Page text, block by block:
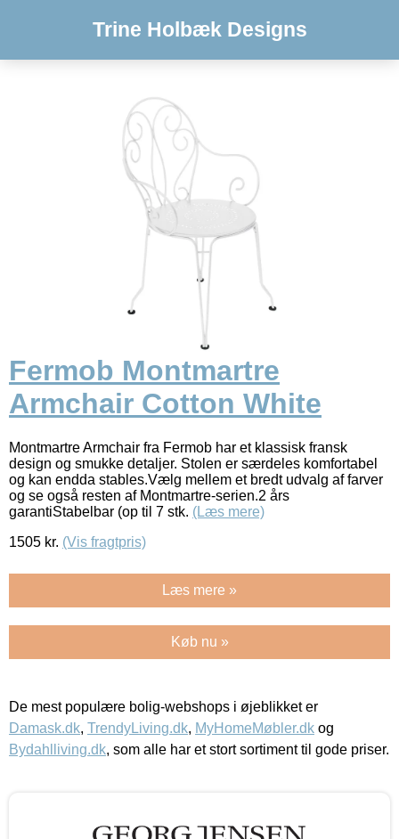
Trine Holbæk Designs
Fermob Montmartre
Armchair Cotton White
Montmartre Armchair fra Fermob har et klassisk fransk
design og smukke detaljer. Stolen er særdeles komfortabel
og kan endda stables.Vælg mellem et bredt udvalg af farver
og se også resten af Montmartre-serien.2 års
garantiStabelbar (op til 7 stk. (Læs mere)
1505 kr. (Vis fragtpris)
Læs mere »
Køb nu »
De mest populære bolig-webshops i øjeblikket er
Damask.dk, TrendyLiving.dk, MyHomeMøbler.dk og
Bydahlliving.dk, som alle har et stort sortiment til gode priser.